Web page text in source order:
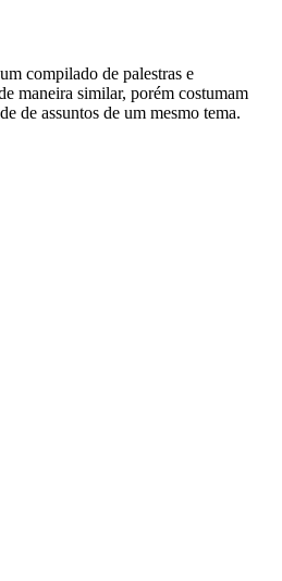
compilado de palestras e
maneira similar, porém costumam
de assuntos de um mesmo tema.